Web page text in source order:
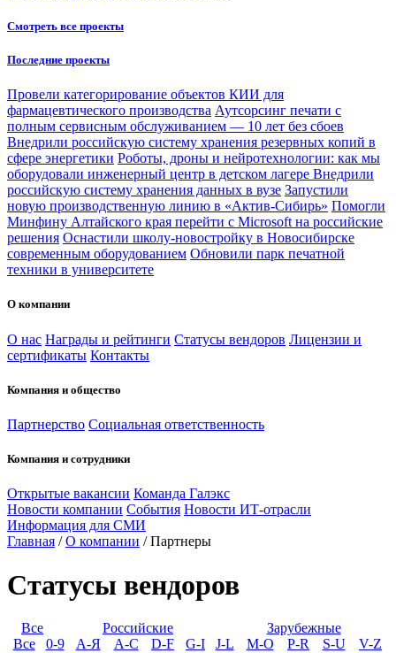
Смотреть все проекты
Последние проекты
Провели категорирование объектов КИИ для
фармацевтического производства Аутсорсинг печати с
полным сервисным обслуживанием — 10 лет без сбоев
Внедрили российскую систему хранения резервных копий в
сфере энергетики Роботы, дроны и нейротехнологии: как мы
оборудовали инженерный центр в детском лагере Внедрили
российскую систему хранения данных в вузе Запустили
новую производственную линию в «Актив-Сибирь» Помогли
Минфину Алтайского края перейти с Microsoft на российские
решения Оснастили школу-новостройку в Новосибирске
современным оборудованием Обновили парк печатной
техники в университете
О компании
О нас Награды и рейтинги Статусы вендоров Лицензии и
сертификаты Контакты
Компания и общество
Партнерство Социальная ответственность
Компания и сотрудники
Открытые вакансии Команда Галэкс
Новости компании События Новости ИТ-отрасли
Информация для СМИ
Главная / О компании / Партнеры
Статусы вендоров
Все Российские
Зарубежные
Все
0-9 А-Я A-C D-F G-I J-L M-O P-R S-U V-Z